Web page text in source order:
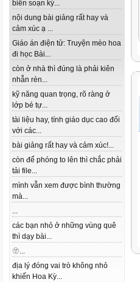
biên soạn kỳ...
nội dung bài giảng rất hay và
cảm xúc ạ ...
Giáo án điện tử: Truyện mèo hoa
đi học Bài...
còn ở nhà thì đúng là phải kiên
nhẫn rèn...
kỹ năng quan trọng, rõ ràng ở
lớp bé tự...
tài liệu hay, tính giáo dục cao đối
với các...
bài giảng rất hay và cảm xúc!...
còn để phóng to lên thì chắc phải
tải file...
mình vẫn xem được bình thường
mà...
...
các bạn nhỏ ở những vùng quê
thì dạy bài...
🫥...
địa lý đóng vai trò không nhỏ
khiến Hoa Kỳ...